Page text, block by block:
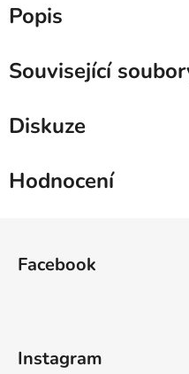
Popis
Související
Diskuze
Hodnocení
Facebook
Instagram